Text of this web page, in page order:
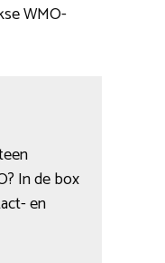
WMO-
In de box
en